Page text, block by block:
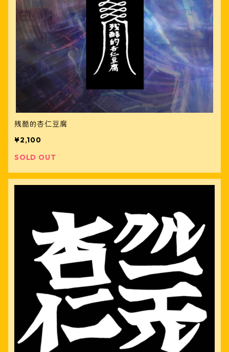
残酷的杏仁豆腐
¥2,100
SOLD OUT